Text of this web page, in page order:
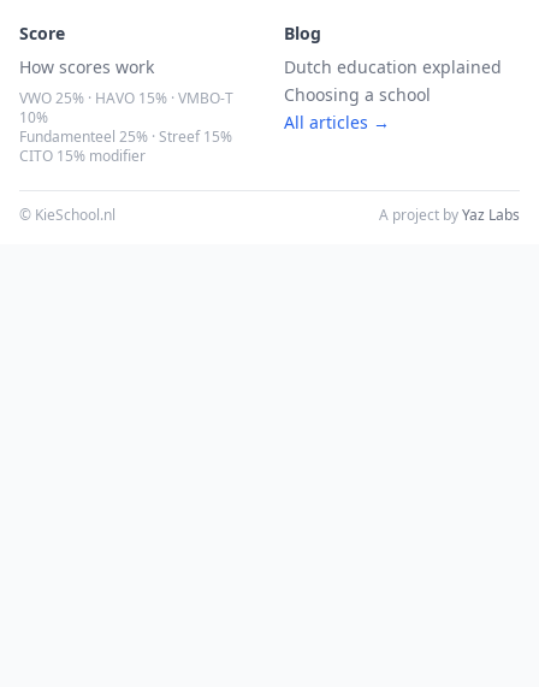
Score
How scores work
VWO 25% · HAVO 15% · VMBO-T
10%
Fundamenteel 25% · Streef 15%
CITO 15% modifier
Blog
Dutch education explained
Choosing a school
All articles →
© KieSchool.nl A project byYaz Labs